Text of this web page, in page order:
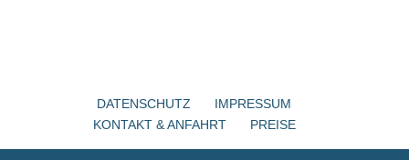
DATENSCHUTZ
IMPRESSUM
KONTAKT & ANFAHRT
PREISE